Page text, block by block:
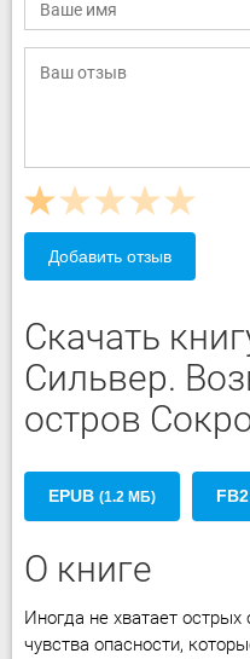
Добавить отзыв
Скачать
Сильвер.
остров
EPUB (1.2 МБ) FB2
О книге
Иногда не хватает
чувства опасности,